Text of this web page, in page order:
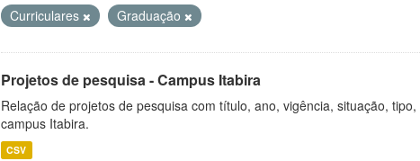
Curriculares
Graduação
Projetos de pesquisa - Campus Itabira
Relação de projetos de pesquisa com título, ano, vigência, situação,
campus Itabira.
CSV